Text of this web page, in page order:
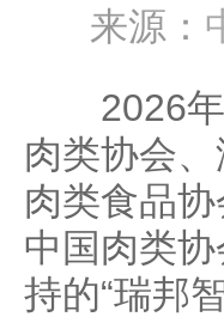
来源：
2026年5
肉类协会
肉类食品
中国肉类
持的“瑞邦